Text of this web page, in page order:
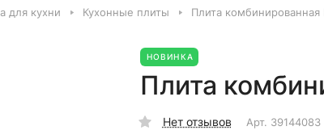
для кухни Кухонные плиты Плита комбинированная
НОВИНКА
Плита
Нет отзывов Арт. 39144083